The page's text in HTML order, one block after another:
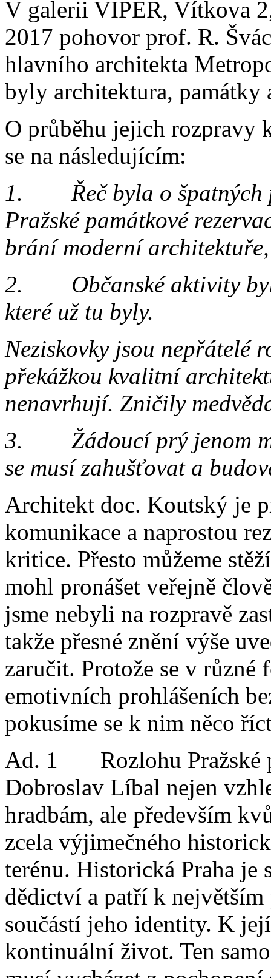
V galerii VIPER, Vítkova
2017 pohovor prof. R.
hlavního architekta
byly architektura,
O průběhu jejich rozpravy
se na následujícím:
1. Řeč byla o špatných
Pražské památkové
brání moderní architektuře,
2. Občanské aktivity
které už tu byly.
Neziskovky jsou nepřátelé
překážkou kvalitní
nenavrhují. Zničily
3. Žádoucí prý jenom
se musí zahušťovat a
Architekt doc. Koutský je
komunikace a naprostou
kritice. Přesto můžeme
mohl pronášet veřejně
jsme nebyli na rozpravě
takže přesné znění výše
zaručit. Protože se v
emotivních prohlášeních
pokusíme se k nim něco
Ad. 1 Rozlohu Pražské
Dobroslav Líbal nejen
hradbám, ale především
zcela výjimečného
terénu. Historická Praha je
dědictví a patří k největším
součástí jeho identity. K
kontinuální život. Ten